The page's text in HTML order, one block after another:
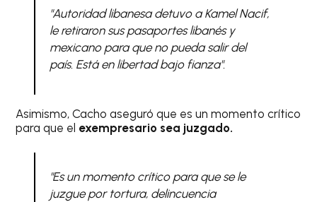
"Autoridad libanesa detuvo a Kamel Nacif,
le retiraron sus pasaportes libanés y
mexicano para que no pueda salir del
país. Está en libertad bajo fianza".
Asimismo, Cacho aseguró que es un momento crítico
para que el exempresario sea juzgado.
"Es un momento crítico para que se le
juzgue por tortura, delincuencia